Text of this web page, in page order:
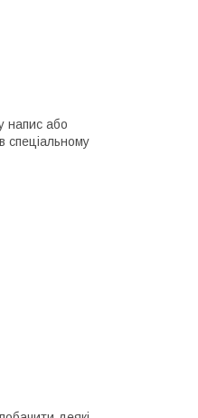
напис або
спеціальному